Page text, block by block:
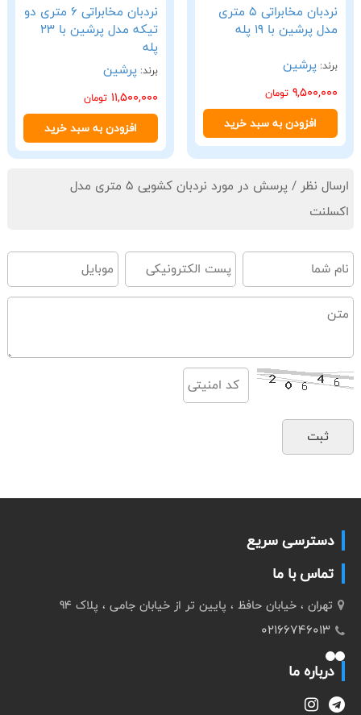
نردبان مخابراتی 5 متری
مدل پرشین با 19 پله
برند: پرشین
9,500,000 تومان
افزودن به سبد خرید
نردبان مخابراتی 6 متری دو
تیکه مدل پرشین با 23
پله
برند: پرشین
11,500,000 تومان
افزودن به سبد خرید
ارسال نظر / پرسش در مورد نردبان کشویی 5 متری مدل
اکسلنت
دسترسی سریع
تماس با ما
تهران ، خیابان حافظ ، پایین تر از خیابان جامی ، پلاک 94
02166746013
درباره ما